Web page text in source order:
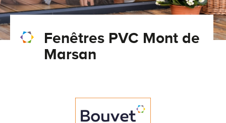
Fenêtres PVC Mont de
Marsan
Conseils pour choisir
Demander un devis
Tous nos accessoires volets roulants
Tous nos accessoires volets battants
Classique
Accessoires
Télécharger le catalogue